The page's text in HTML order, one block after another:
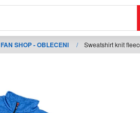
FAN SHOP - OBLECENI / Sweatshirt knit